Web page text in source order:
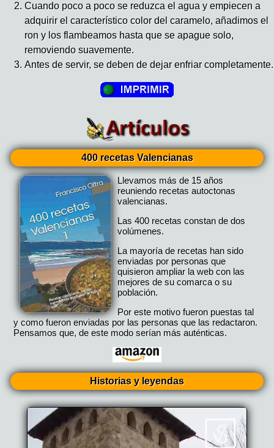
Cuando poco a poco se reduzca el agua y empiecen a
adquirir el característico color del caramelo, añadimos el
ron y los flambeamos hasta que se apague solo,
removiendo suavemente.
Antes de servir, se deben de dejar enfriar completamente.
400 recetas Valencianas
Llevamos más de 15 años
reuniendo recetas autoctonas
valencianas.
Las 400 recetas constan de dos
volúmenes.
La mayoría de recetas han sido
enviadas por personas que
quisieron ampliar la web con las
mejores de su comarca o su
población.
Por este motivo fueron puestas tal
y como fueron enviadas por las personas que las redactaron.
Pensamos que, de este modo serían más auténticas.
Historias y leyendas